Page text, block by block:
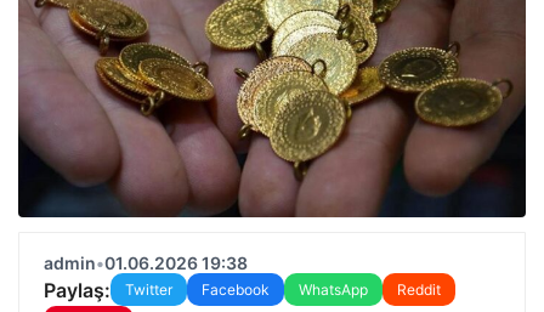
admin•01.06.2026 19:38
Paylaş: Twitter Facebook WhatsApp
Reddit